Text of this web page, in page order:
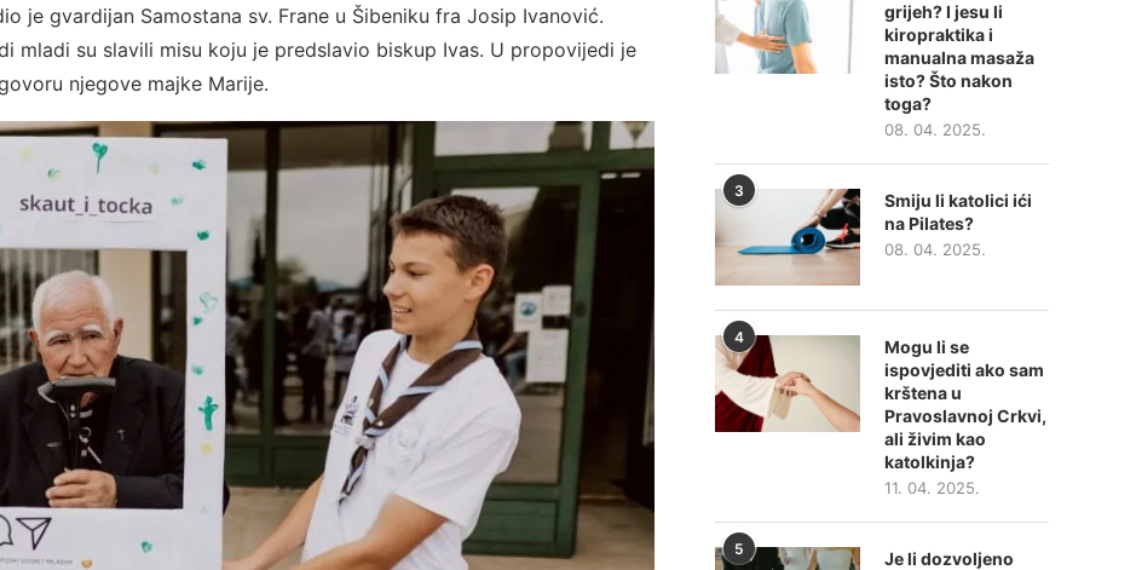
je gvardijan Samostana sv. Frane u Šibeniku fra Josip Ivanović.
mladi su slavili misu koju je predslavio biskup Ivas. U propovijedi je
njegove majke Marije.
grijeh? I jesu li
kiropraktika i
manualna masaža
isto? Što nakon
toga?
08. 04. 2025.
3
Smiju li katolici ići
na Pilates?
08. 04. 2025.
4
Mogu li se
ispovjediti ako sam
krštena u
Pravoslavnoj Crkvi,
ali živim kao
katolkinja?
11. 04. 2025.
5
Je li dozvoljeno